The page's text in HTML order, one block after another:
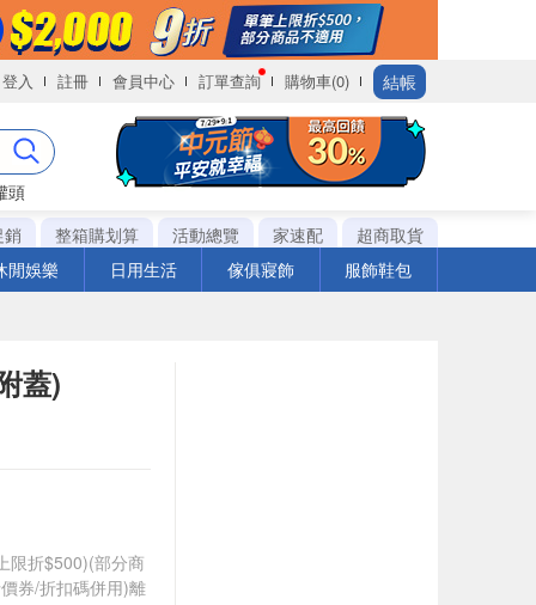
登入 註冊 會員中心 訂單查詢 購物車(0) 結帳
頭
銷
整箱購划算 活動總覽 家速配
超商取貨
閒娛樂
日用生活 傢俱寢飾 服飾鞋包
蓋)
限折$500)(部分商
券/折扣碼併用)離